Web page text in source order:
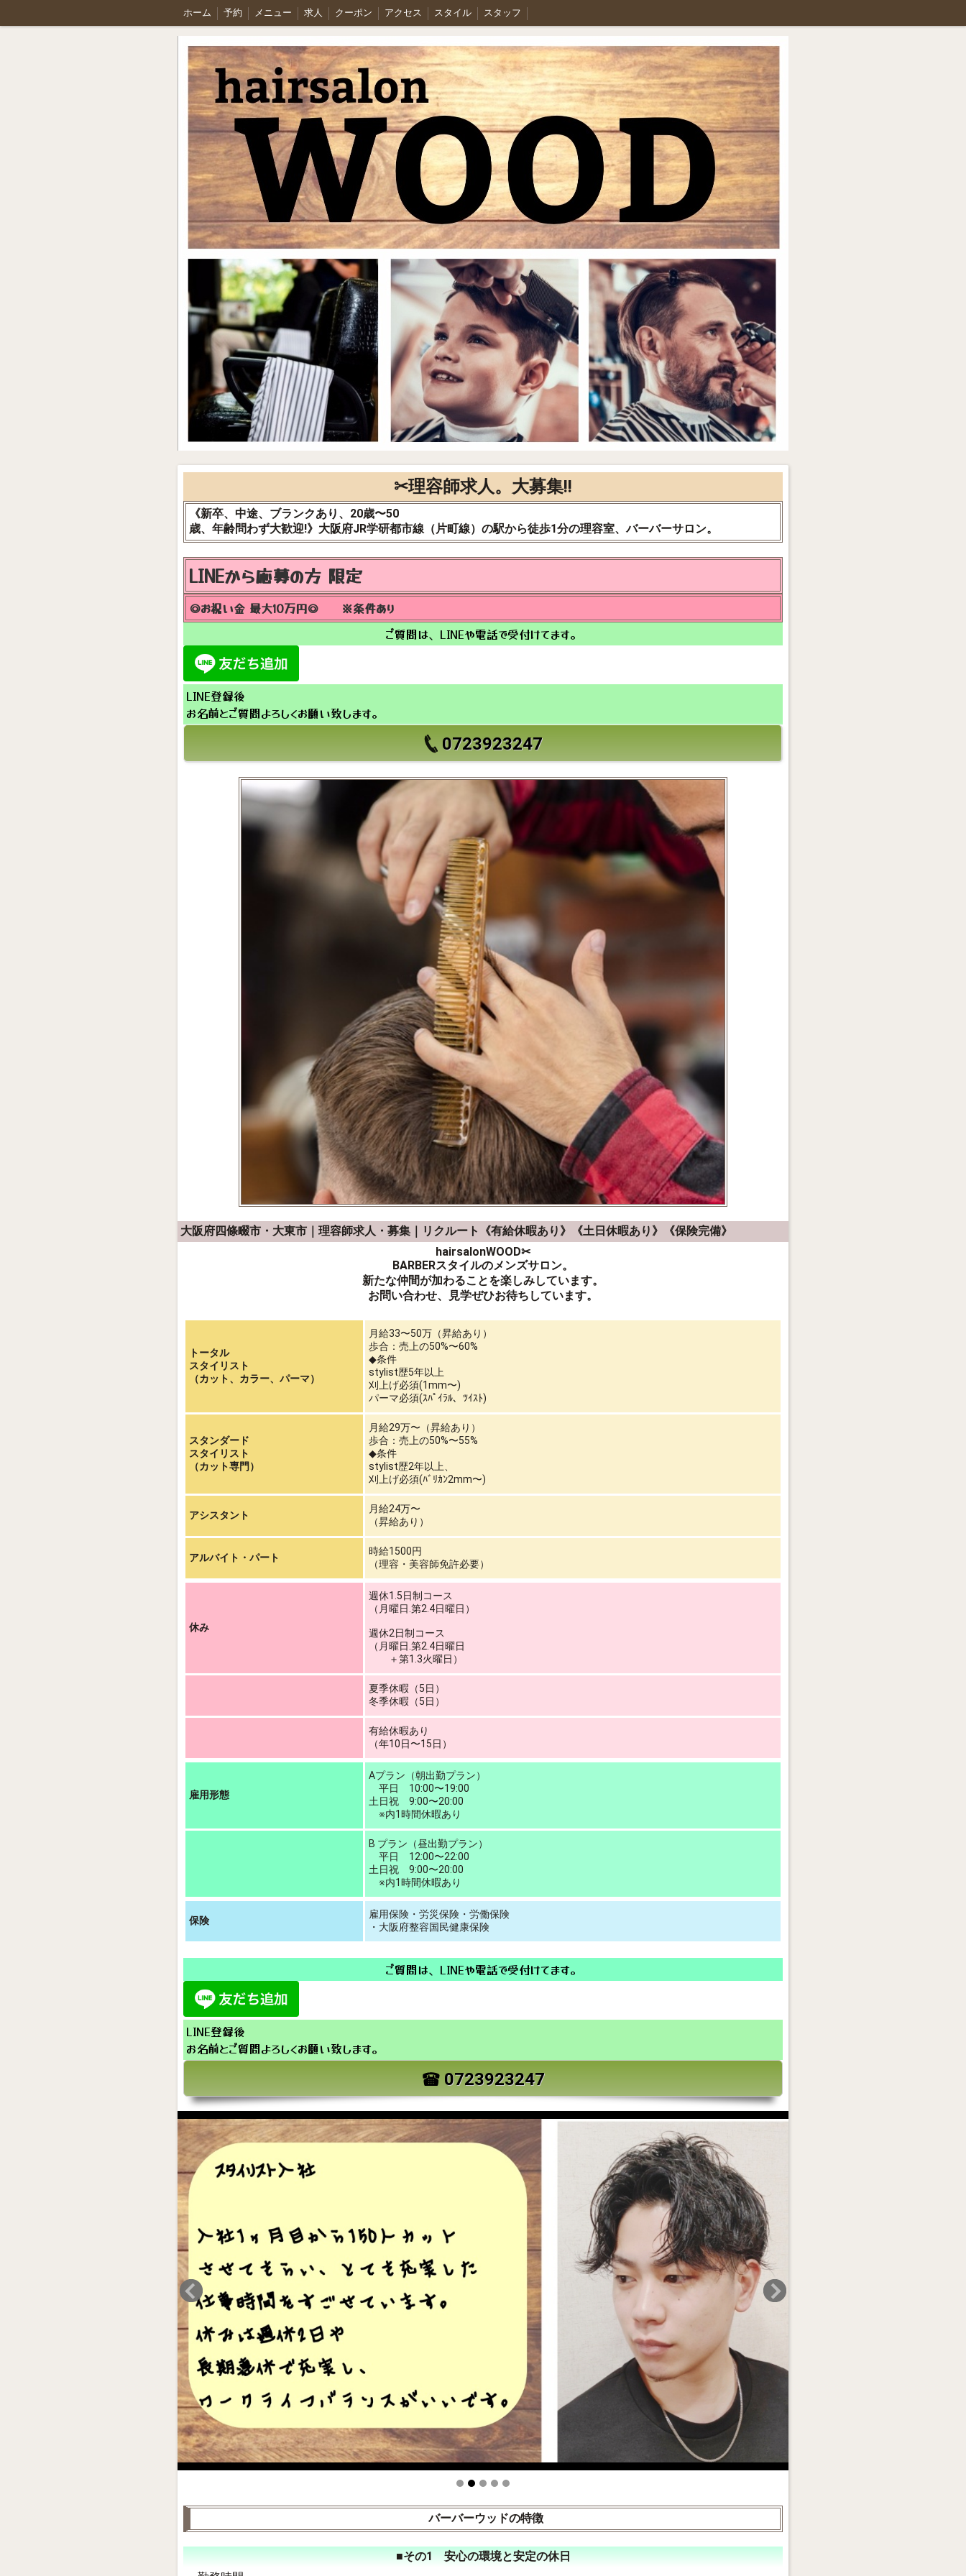
ホーム 予約 メニュー 求人 クーポン アクセス スタイル スタッフ
✂理容師求人。大募集!!
《新卒、中途、ブランクあり、20歳〜50
歳、年齢問わず大歓迎!》大阪府JR学研都市線（片町線）の駅から徒歩1分の理容室、バーバーサロン。
LINEから応募の方 限定
◎お祝い金 最大10万円◎ ※条件あり
ご質問は、LINEや電話で受付けてます。
LINE登録後
お名前とご質問よろしくお願い致します。
0723923247
大阪府四條畷市・大東市｜理容師求人・募集｜リクルート《有給休暇あり》《土日休暇あり》《保険完備》
hairsalonWOOD✂
BARBERスタイルのメンズサロン。
新たな仲間が加わることを楽しみしています。
お問い合わせ、見学ぜひお待ちしています。
トータル
スタイリスト
（カット、カラー、パーマ）
月給33〜50万（昇給あり）
歩合：売上の50%〜60%
◆条件
stylist歴5年以上
刈上げ必須(1mm〜)
パーマ必須(ｽﾊﾟｲﾗﾙ、ﾂｲｽﾄ)
スタンダード
スタイリスト
（カット専門）
月給29万〜（昇給あり）
歩合：売上の50%〜55%
◆条件
stylist歴2年以上、
刈上げ必須(ﾊﾞﾘｶﾝ2mm〜)
アシスタント
月給24万〜
（昇給あり）
アルバイト・パート
時給1500円
（理容・美容師免許必要）
休み
週休1.5日制コース
（月曜日.第2.4日曜日）
週休2日制コース
（月曜日.第2.4日曜日
＋第1.3火曜日）
夏季休暇（5日）
冬季休暇（5日）
有給休暇あり
（年10日〜15日）
雇用形態
Aプラン（朝出勤プラン）
平日 10:00〜19:00
土日祝 9:00〜20:00
※内1時間休暇あり
B プラン（昼出勤プラン）
平日 12:00〜22:00
土日祝 9:00〜20:00
※内1時間休暇あり
保険
雇用保険・労災保険・労働保険
・大阪府整容国民健康保険
ご質問は、LINEや電話で受付けてます。
LINE登録後
お名前とご質問よろしくお願い致します。
0723923247
バーバーウッドの特徴
■その1 安心の環境と安定の休日